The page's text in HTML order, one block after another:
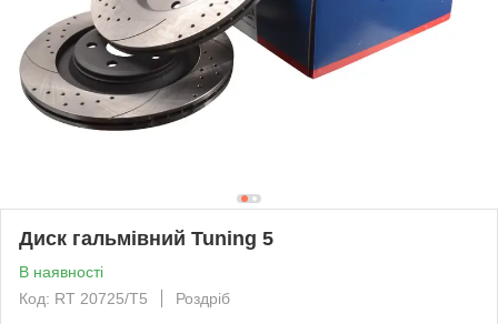
Диск гальмівний Tuning 5
В наявності
Код: RT 20725/T5
Роздріб